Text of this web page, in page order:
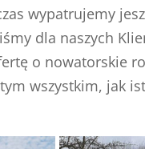
wypatrujemy
dla naszych
o nowatorskie
wszystkim, jak